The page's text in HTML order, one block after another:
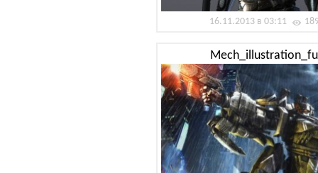
16.11.2013 в 03:11